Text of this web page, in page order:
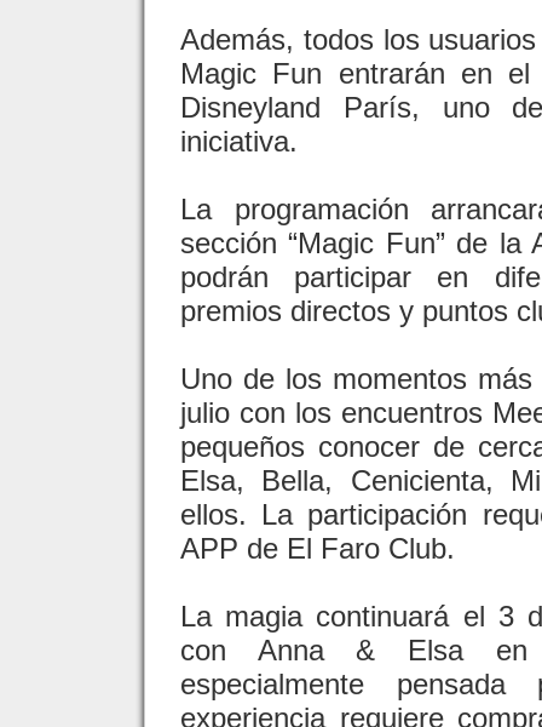
Además, todos los
Magic Fun entrarán en
Disneyland París, uno
iniciativa.
La programación
sección “Magic Fun” de
podrán participar en
premios directos y puntos
Uno de los momentos
julio con los encuentros
pequeños conocer de
Elsa, Bella, Cenicienta,
ellos. La participación
APP de El Faro Club.
La magia continuará el 3
con Anna & Elsa en
especialmente
experiencia requiere